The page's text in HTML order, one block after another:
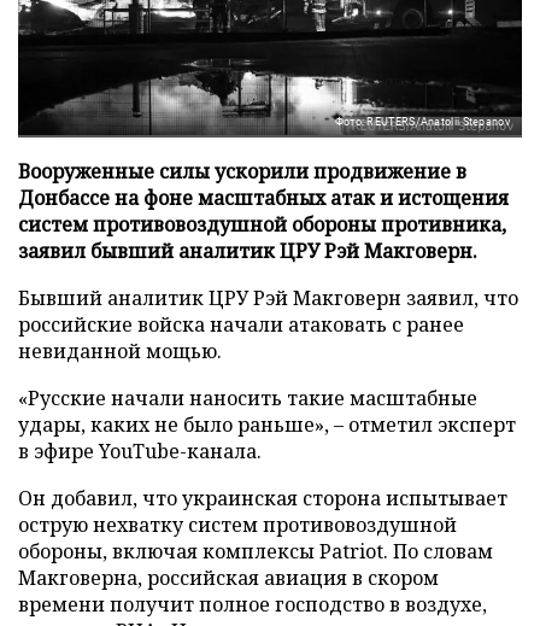
Фото: REUTERS/Anatolii Stepanov
Вооруженные силы ускорили продвижение в
Донбассе на фоне масштабных атак и истощения
систем противовоздушной обороны противника,
заявил бывший аналитик ЦРУ Рэй Макговерн.
Бывший аналитик ЦРУ Рэй Макговерн заявил, что
российские войска начали атаковать с ранее
невиданной мощью.
«Русские начали наносить такие масштабные
удары, каких не было раньше», – отметил эксперт
в эфире YouTube-канала.
Он добавил, что украинская сторона испытывает
острую нехватку систем противовоздушной
обороны, включая комплексы Patriot. По словам
Макговерна, российская авиация в скором
времени получит полное господство в воздухе,